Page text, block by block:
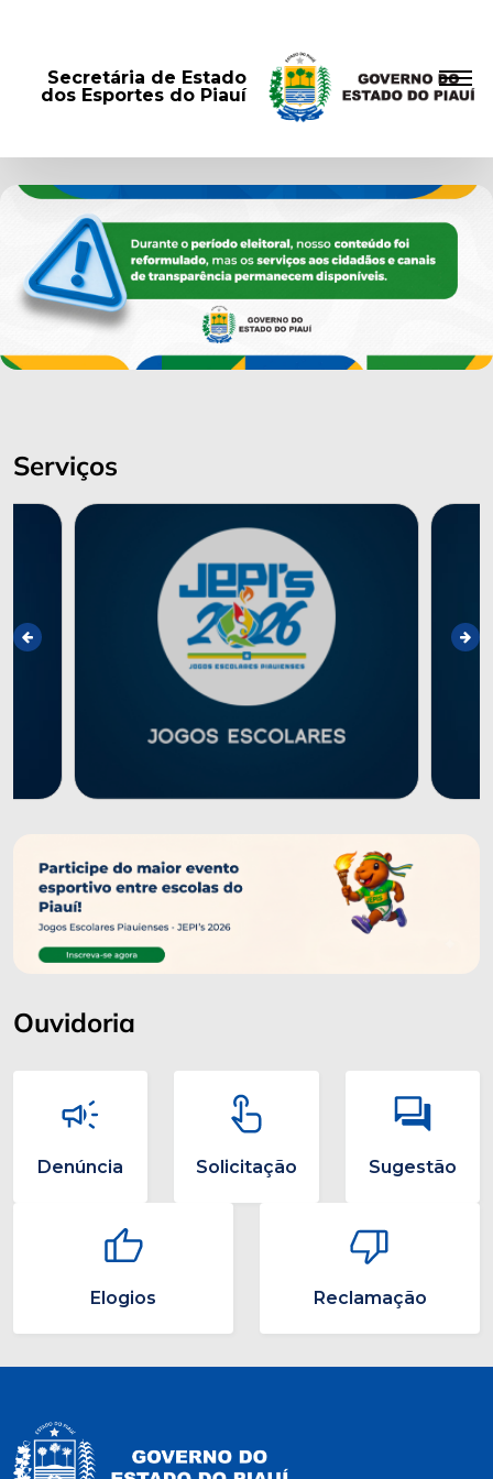
Secretária de Estado
dos Esportes do Piauí
Serviços
Ouvidoria
Denúncia Solicitação Sugestão
Elogios Reclamação